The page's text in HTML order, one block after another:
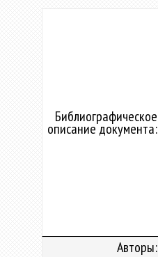
Библиографическое
описание документа:
Авторы: